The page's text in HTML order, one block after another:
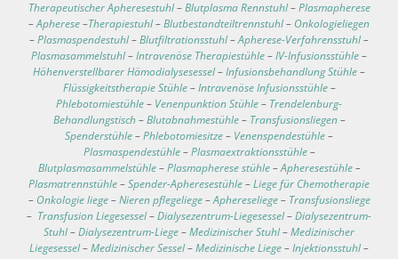
Therapeutischer Apheresestuhl–Blutplasma Rennstuhl–Plasmapherese
–Apherese–Therapiestuhl–Blutbestandteiltrennstuhl– Onkologieliegen
–Plasmaspendestuhl–Blutfiltrationsstuhl–Apherese-Verfahrensstuhl–
Plasmasammelstuhl–Intravenöse Therapiestühle–IV-Infusionsstühle–
Höhenverstellbarer Hämodialysesessel–Infusionsbehandlung Stühle–
Flüssigkeitstherapie Stühle–Intravenöse Infusionsstühle–
Phlebotomiestühle– Venenpunktion Stühle– Trendelenburg-
Behandlungstisch–Blutabnahmestühle– Transfusionsliegen–
Spenderstühle–Phlebotomiesitze– Venenspendestühle–
Plasmaspendestühle–Plasmaextraktionsstühle–
Blutplasmasammelstühle–Plasmapherese stühle–Apheresestühle–
Plasmatrennstühle–Spender-Apheresestühle–Liege für Chemotherapie
– Onkologie liege–Nieren pflegeliege–Aphereseliege– Transfusionsliege
– Transfusion Liegesessel–Dialysezentrum-Liegesessel–Dialysezentrum-
Stuhl–Dialysezentrum-Liege–Medizinischer Stuhl–Medizinischer
Liegesessel–Medizinischer Sessel–Medizinische Liege–Injektionsstuhl–